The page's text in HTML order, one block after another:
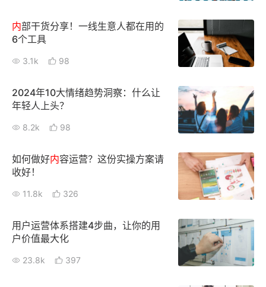
内部干货分享！一线生意人都在用的
6个工具
3.1k 98
2024年10大情绪趋势洞察：什么让
年轻人上头？
8.2k 98
如何做好内容运营？这份实操方案请
收好！
11.8k 326
用户运营体系搭建4步曲，让你的用
户价值最大化
23.8k 397